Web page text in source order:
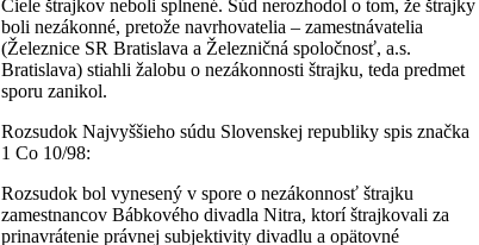
Ciele štrajkov neboli splnené. Súd nerozhodol o tom, že štrajky
boli nezákonné, pretože navrhovatelia – zamestnávatelia
(Železnice SR Bratislava a Železničná spoločnosť, a.s.
Bratislava) stiahli žalobu o nezákonnosti štrajku, teda predmet
sporu zanikol.
Rozsudok Najvyššieho súdu Slovenskej republiky spis značka
1 Co 10/98:
Rozsudok bol vynesený v spore o nezákonnosť štrajku
zamestnancov Bábkového divadla Nitra, ktorí štrajkovali za
prinavrátenie právnej subjektivity divadlu a opätovné